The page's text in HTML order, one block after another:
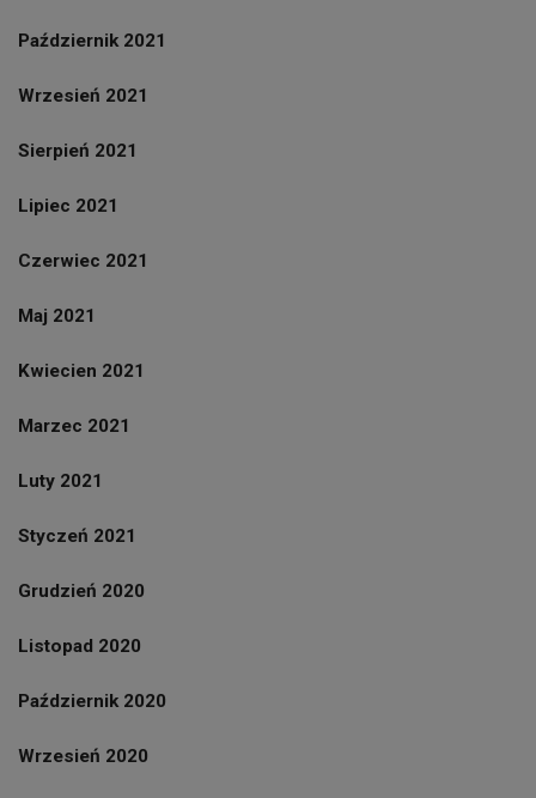
Październik 2021
Wrzesień 2021
Sierpień 2021
Lipiec 2021
Czerwiec 2021
Maj 2021
Kwiecien 2021
Marzec 2021
Luty 2021
Styczeń 2021
Grudzień 2020
Listopad 2020
Październik 2020
Wrzesień 2020